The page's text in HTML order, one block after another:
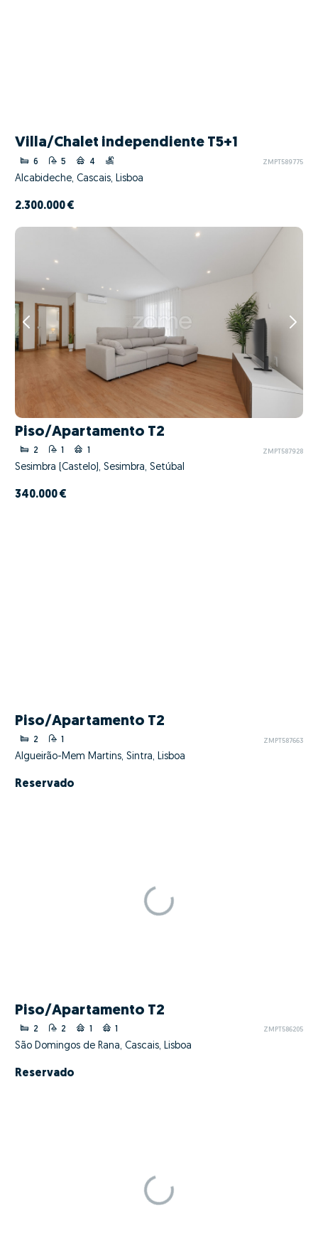
Villa/Chalet independiente T5+1
6 5 4 ZMPT589775
Alcabideche, Cascais, Lisboa
2.300.000 €
Piso/Apartamento T2
2 1 1 ZMPT587928
Sesimbra (Castelo), Sesimbra, Setúbal
340.000 €
Piso/Apartamento T2
2 ZMPT587663
Algueirão-Mem Martins, Sintra, Lisboa
Reservado
Piso/Apartamento T2
2 2 1 1 ZMPT586205
São Domingos de Rana, Cascais, Lisboa
Reservado